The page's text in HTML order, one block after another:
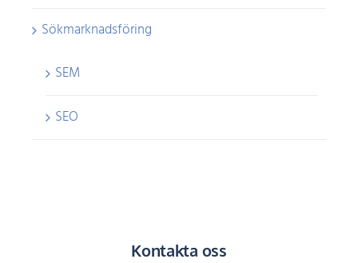
Sökmarknadsföring
SEM
SEO
Kontakta oss